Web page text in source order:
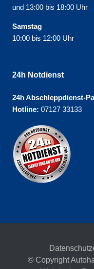
und 13:00 bis 18:00 Uhr
Samstag
10:00 bis 12:00 Uhr
24h Notdienst
24h Abschleppdienst-
Hotline: 07127 33133
© Copyright